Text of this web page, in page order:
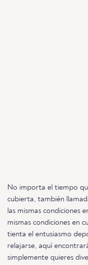
No importa el tiempo
cubierta, también
las mismas condiciones
mismas condiciones en
tienta el entusiasmo
relajarse, aquí
simplemente quieres